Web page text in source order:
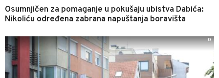
Osumnjičen za pomaganje u pokušaju ubistva Dabića:
Nikoliću određena zabrana napuštanja boravišta
0